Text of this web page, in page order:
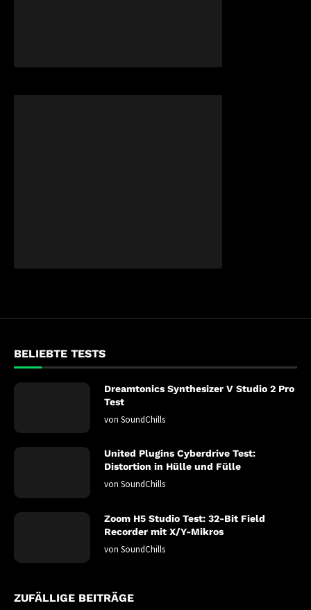
BELIEBTE TESTS
Dreamtonics Synthesizer V Studio 2 Pro
Test
von SoundChills
United Plugins Cyberdrive Test:
Distortion in Hülle und Fülle
von SoundChills
Zoom H5 Studio Test: 32-Bit Field
Recorder mit X/Y-Mikros
von SoundChills
ZUFÄLLIGE BEITRÄGE